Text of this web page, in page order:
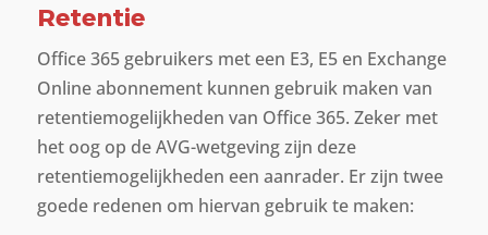
Retentie
Office 365 gebruikers met een E3, E5 en Exchange
Online abonnement kunnen gebruik maken van
retentiemogelijkheden van Office 365. Zeker met
het oog op de AVG-wetgeving zijn deze
retentiemogelijkheden een aanrader. Er zijn twee
goede redenen om hiervan gebruik te maken: